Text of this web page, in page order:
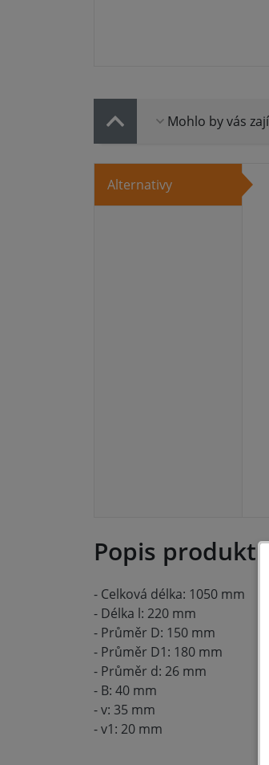
Mohlo by vás
Alternativy
Popis
- Celková délka: 1050 mm
- Délka l: 220 mm
- Průměr D: 150 mm
- Průměr D1: 180 mm
- Průměr d: 26 mm
- B: 40 mm
- v: 35 mm
- v1: 20 mm